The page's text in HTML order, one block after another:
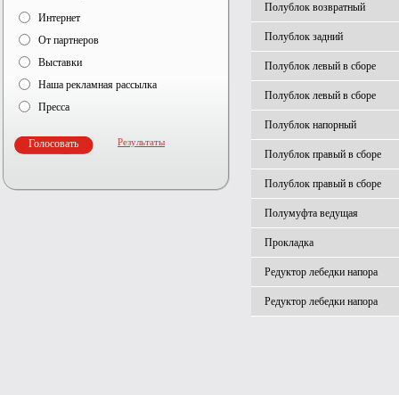
Интернет
От партнеров
Выставки
Наша рекламная рассылка
Пресса
Результаты
Полублок возвратный
Полублок задний
Полублок левый в сборе
Полублок левый в сборе
Полублок напорный
Полублок правый в сборе
Полублок правый в сборе
Полумуфта ведущая
Прокладка
Редуктор лебедки напора
Редуктор лебедки напора